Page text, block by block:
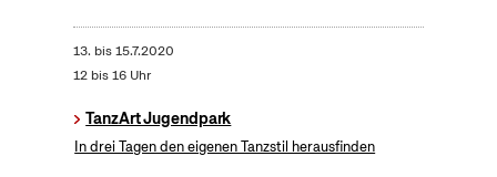
13. bis15.7.2020
12 bis 16 Uhr
TanzArt Jugendpark
In drei Tagen den eigenen Tanzstil herausfinden